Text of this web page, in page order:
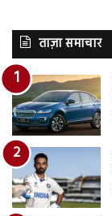
ताज़ा समाचार